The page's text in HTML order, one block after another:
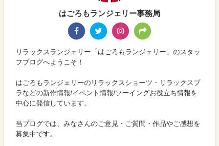
はごろもランジェリー事務局
リラックスランジェリー「はごろもランジェリー」のスタッ
フブログへようこそ！
はごろもランジェリーのリラックスショーツ・リラックスブ
ラなどの新作情報/イベント情報/ソーイングお役立ち情報を
中心に発信しています。
当ブログでは、みなさんのご意見・ご質問・作品やご感想を
募集中です。